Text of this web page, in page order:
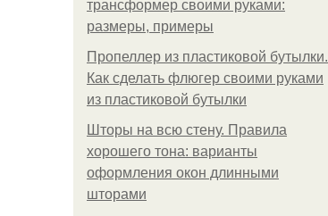
трансформер своими руками:
размеры, примеры
Пропеллер из пластиковой бутылки.
Как сделать флюгер своими руками
из пластиковой бутылки
Шторы на всю стену. Правила
хорошего тона: варианты
оформления окон длинными
шторами